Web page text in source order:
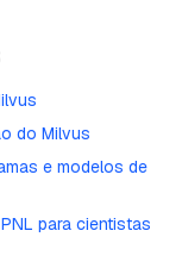
do Milvus
e modelos de
para cientistas